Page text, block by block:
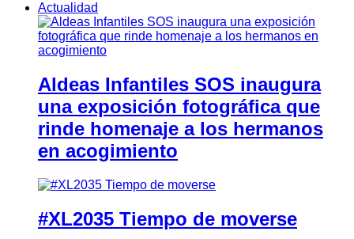
Actualidad
Aldeas Infantiles SOS inaugura
una exposición fotográfica que
rinde homenaje a los hermanos
en acogimiento
#XL2035 Tiempo de moverse